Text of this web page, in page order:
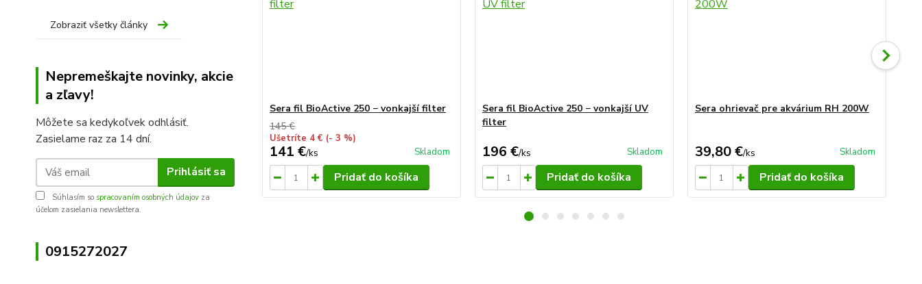
Zobraziť všetky články
Nepremeškajte novinky, akcie
a zľavy!
Môžete sa kedykoľvek odhlásiť.
Zasielame raz za 14 dní.
Prihlásiť sa
Súhlasím so spracovaním osobných údajov za
účelom zasielania newslettera.
0915272027
Sera fil BioActive 250 − vonkajší filter
145 €
Ušetríte 4 € (- 3 %)
141 €/ks Skladom
Pridať do košíka
Sera fil BioActive 250 − vonkajší UV
filter
196 €/ks Skladom
Pridať do košíka
Sera ohrievač pre akvárium RH 200W
39,80 €/ks Skladom
Pridať do košíka